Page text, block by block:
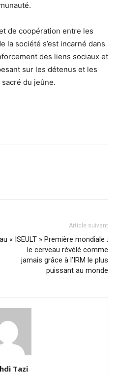
de coopération entre les
la société s’est incarné dans
des liens sociaux et
sur les détenus et les
du jeûne.
Article suivant
« ISEULT » Première mondiale :
le cerveau révélé comme
jamais grâce à l’IRM le plus
puissant au monde
Tazi